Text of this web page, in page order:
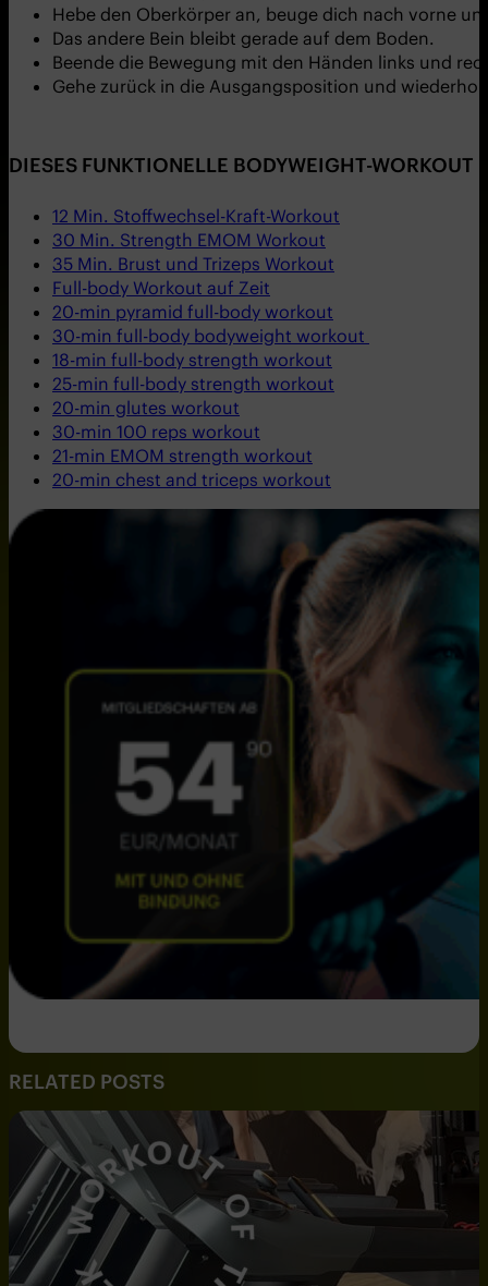
Hebe den Oberkörper an, beuge dich nach vorne
Das andere Bein bleibt gerade auf dem Boden.
Beende die Bewegung mit den Händen links und
Gehe zurück in die Ausgangsposition und
DIESES FUNKTIONELLE BODYWEIGHT-
12 Min. Stoffwechsel-Kraft-Workout
30 Min. Strength EMOM Workout
35 Min. Brust und Trizeps Workout
Full-body Workout auf Zeit
20-min pyramid full-body workout
30-min full-body bodyweight workout
18-min full-body strength workout
25-min full-body strength workout
20-min glutes workout
30-min 100 reps workout
21-min EMOM strength workout
20-min chest and triceps workout
RELATED POSTS